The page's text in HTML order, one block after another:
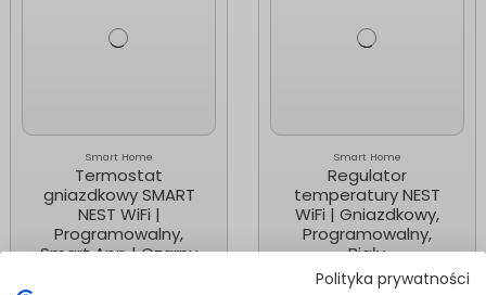
Polityka prywatności
Smart Home
Termostat
gniazdkowy SMART
NEST WiFi |
Programowalny,
Smart App | Czarny
Smart Home
Regulator
temperatury NEST
WiFi | Gniazdkowy,
Programowalny,
Biały
159,99 zł